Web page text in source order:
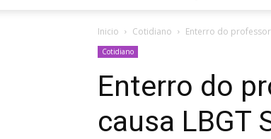
Inicio Cotidiano Enterro do
Cotidiano
Enterro do
causa LBGT